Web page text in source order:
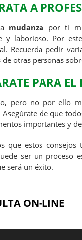
A
mudanza por ti
y laborioso. Por
Recuerda pedir
de otras personas
PARA
pero no por ello
Asegúrate de que
importantes y
que estos
ser un proceso
será un éxito.
ON-LINE